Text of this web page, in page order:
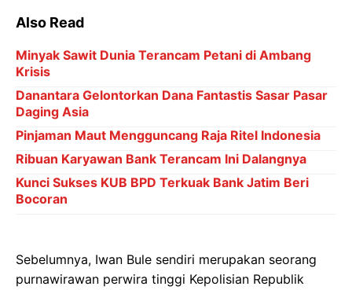
Also Read
Minyak Sawit Dunia Terancam Petani di Ambang
Krisis
Danantara Gelontorkan Dana Fantastis Sasar Pasar
Daging Asia
Pinjaman Maut Mengguncang Raja Ritel Indonesia
Ribuan Karyawan Bank Terancam Ini Dalangnya
Kunci Sukses KUB BPD Terkuak Bank Jatim Beri
Bocoran
Sebelumnya, Iwan Bule sendiri merupakan seorang
purnawirawan perwira tinggi Kepolisian Republik